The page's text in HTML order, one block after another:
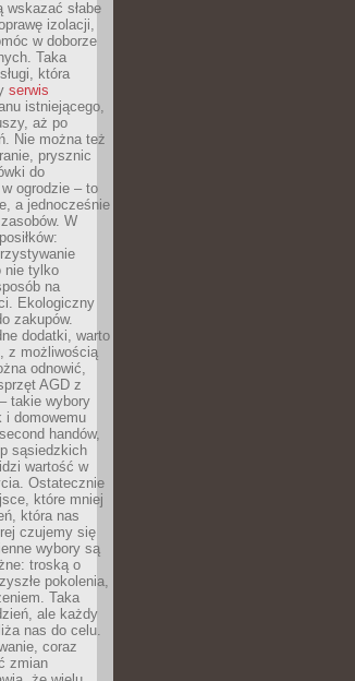
słabe
izolacji,
w doborze
Taka
która
serwis
istniejącego,
aż po
Nie można też
prysznic
do
ogrodzie – to
a jednocześnie
W
nie tylko
na
Ekologiczny
zakupów.
dodatki, warto
z możliwością
odnowić,
AGD z
takie wybory
i domowemu
handów,
sąsiedzkich
wartość w
Ostatecznie
które mniej
która nas
czujemy się
wybory są
troską o
pokolenia,
Taka
ale każdy
nas do celu.
coraz
zmian